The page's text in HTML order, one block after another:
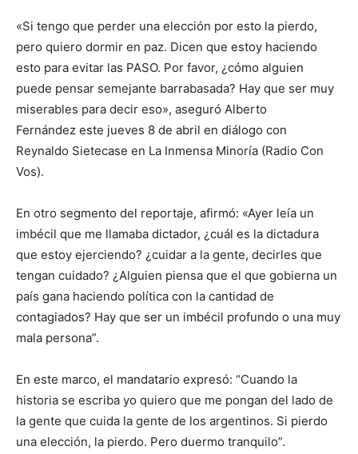
«Si tengo que perder una elección por esto la pierdo,
pero quiero dormir en paz. Dicen que estoy haciendo
esto para evitar las PASO. Por favor, ¿cómo alguien
puede pensar semejante barrabasada? Hay que ser muy
miserables para decir eso», aseguró Alberto
Fernández este jueves 8 de abril en diálogo con
Reynaldo Sietecase en La Inmensa Minoría (Radio Con
Vos).
En otro segmento del reportaje, afirmó: «Ayer leía un
imbécil que me llamaba dictador, ¿cuál es la dictadura
que estoy ejerciendo? ¿cuidar a la gente, decirles que
tengan cuidado? ¿Alguien piensa que el que gobierna un
país gana haciendo política con la cantidad de
contagiados? Hay que ser un imbécil profundo o una muy
mala persona”.
En este marco, el mandatario expresó: “Cuando la
historia se escriba yo quiero que me pongan del lado de
la gente que cuida la gente de los argentinos. Si pierdo
una elección, la pierdo. Pero duermo tranquilo”.